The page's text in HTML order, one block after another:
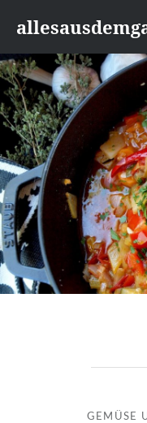
Inhalt
GEMÜSE